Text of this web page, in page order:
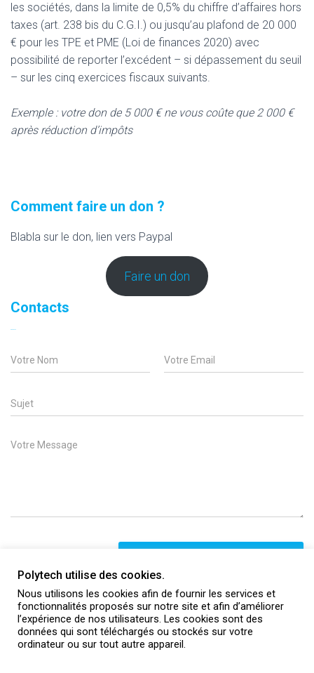
les sociétés, dans la limite de 0,5% du chiffre d’affaires hors
taxes (art. 238 bis du C.G.I.) ou jusqu’au plafond de 20 000
€ pour les TPE et PME (Loi de finances 2020) avec
possibilité de reporter l’excédent – si dépassement du seuil
– sur les cinq exercices fiscaux suivants.
Exemple : votre don de 5 000 € ne vous coûte que 2 000 €
après réduction d’impôts
Comment faire un don ?
Blabla sur le don, lien vers Paypal
Faire un don
Contacts
N
a
*
E
m
S
u
j
e
M
Nos mécènes
(Liste des mécènes)
Polytech utilise des cookies.
Nous utilisons les cookies afin de fournir les services et
fonctionnalités proposés sur notre site et afin d’améliorer
l’expérience de nos utilisateurs. Les cookies sont des
données qui sont téléchargés ou stockés sur votre
ordinateur ou sur tout autre appareil.